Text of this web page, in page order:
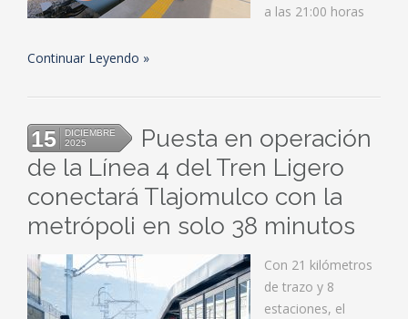
a las 21:00 horas
Continuar Leyendo
15
DICIEMBRE
2025
Puesta en operación
de la Línea 4 del Tren Ligero
conectará Tlajomulco con la
metrópoli en solo 38 minutos
Con 21 kilómetros
de trazo y 8
estaciones, el